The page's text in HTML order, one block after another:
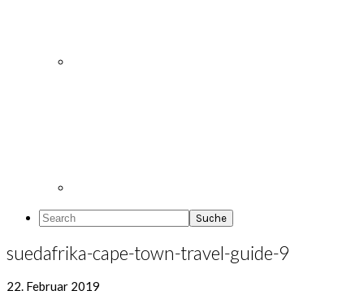
Search
suedafrika-cape-town-travel-guide-9
22. Februar 2019